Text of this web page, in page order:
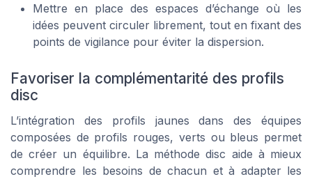
Mettre en place des espaces d’échange où les
idées peuvent circuler librement, tout en fixant des
points de vigilance pour éviter la dispersion.
Favoriser la complémentarité des profils
disc
L’intégration des profils jaunes dans des équipes
composées de profils rouges, verts ou bleus permet
de créer un équilibre. La méthode disc aide à mieux
comprendre les besoins de chacun et à adapter les